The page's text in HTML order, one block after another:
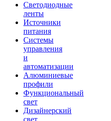
Светодиодные
ленты
Источники
питания
Системы
управления
и
автоматизации
Алюминиевые
профили
Функциональный
свет
Дизайнерский
свет